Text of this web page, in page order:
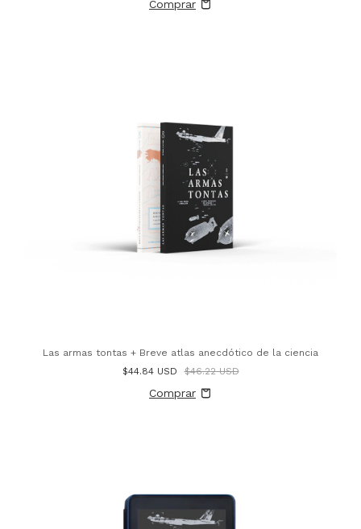
Las armas tontas + Breve atlas anecdótico de la ciencia
$44.84 USD
$46.22 USD